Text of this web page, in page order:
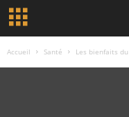
Accueil Santé Les bienfaits